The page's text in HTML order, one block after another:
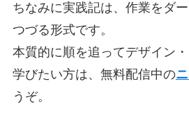
ちなみに実践記は、作業をダ
つづる形式です。
本質的に順を追ってデザイン
学びたい方は、無料配信中の
うぞ。